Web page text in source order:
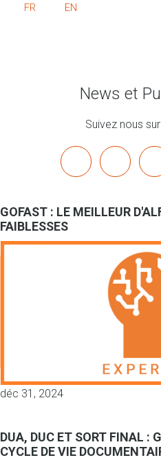
FR EN
News et
Suivez nous
linkedin
GOFAST : LE MEILLEUR
FAIBLESSES
déc 31, 2024
DUA, DUC ET SORT FINAL :
CYCLE DE VIE